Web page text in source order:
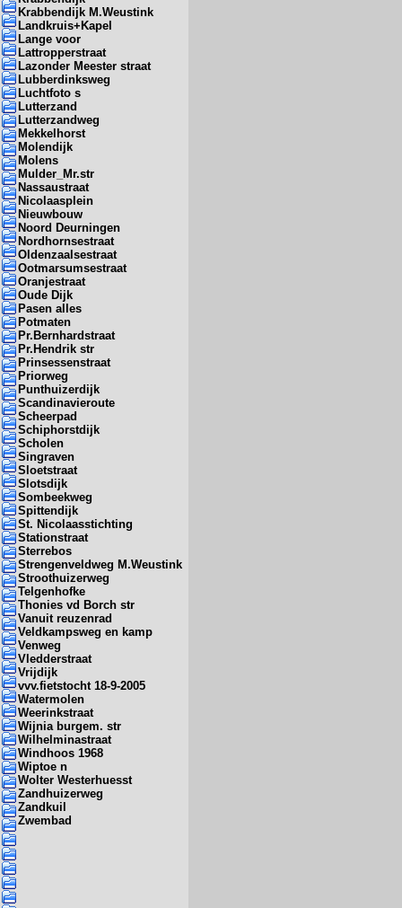
Krabbendijk M.Weustink
Landkruis+Kapel
Lange voor
Lattropperstraat
Lazonder Meester straat
Lubberdinksweg
Luchtfoto s
Lutterzand
Lutterzandweg
Mekkelhorst
Molendijk
Molens
Mulder_Mr.str
Nassaustraat
Nicolaasplein
Nieuwbouw
Noord Deurningen
Nordhornsestraat
Oldenzaalsestraat
Ootmarsumsestraat
Oranjestraat
Oude Dijk
Pasen alles
Potmaten
Pr.Bernhardstraat
Pr.Hendrik str
Prinsessenstraat
Priorweg
Punthuizerdijk
Scandinavieroute
Scheerpad
Schiphorstdijk
Scholen
Singraven
Sloetstraat
Slotsdijk
Sombeekweg
Spittendijk
St. Nicolaasstichting
Stationstraat
Sterrebos
Strengenveldweg M.Weustink
Stroothuizerweg
Telgenhofke
Thonies vd Borch str
Vanuit reuzenrad
Veldkampsweg en kamp
Venweg
Vledderstraat
Vrijdijk
vvv.fietstocht 18-9-2005
Watermolen
Weerinkstraat
Wijnia burgem. str
Wilhelminastraat
Windhoos 1968
Wiptoe n
Wolter Westerhuesst
Zandhuizerweg
Zandkuil
Zwembad